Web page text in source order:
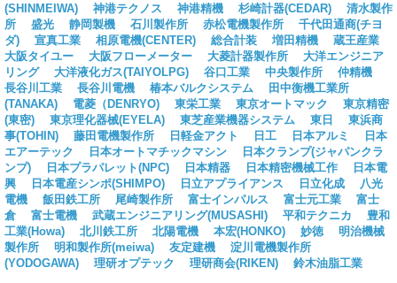
(SHINMEIWA)
神港テクノス 神港精機 杉崎計器(CEDAR)
清水製作
所
盛光 静岡製機 石川製作所 赤松電機製作所
千代田通商(チヨ
ダ)
宣真工業 相原電機(CENTER) 総合計装 増田精機
蔵王産業
大阪タイユー
大阪フローメーター 大菱計器製作所
大洋エンジニア
リング
大洋液化ガス(TAIYOLPG) 谷口工業 中央製作所
仲精機
長谷川工業
長谷川電機 椿本バルクシステム
田中衡機工業所
(TANAKA)
電菱（DENRYO) 東栄工業 東京オートマック
東京精密
(東密)
東京理化器械(EYELA) 東芝産業機器システム 東日
東浜商
事(TOHIN)
藤田電機製作所 日軽金アクト 日工 日本アルミ
日本
エアーテック
日本オートマチックマシン
日本クランプ(ジャパンクラ
ンプ)
日本プラパレット(NPC) 日本精器 日本精密機械工作
日本電
興
日本電産シンポ(SHIMPO) 日立アプライアンス 日立化成
八光
電機
飯田鉄工所 尾崎製作所 富士インパルス 富士元工業
富士
倉
富士電機 武蔵エンジニアリング(MUSASHI) 平和テクニカ
豊和
工業(Howa)
北川鉄工所 北陽電機 本宏(HONKO) 妙徳
明治機械
製作所
明和製作所(meiwa) 友定建機
淀川電機製作所
(YODOGAWA)
理研オプテック 理研商会(RIKEN) 鈴木油脂工業